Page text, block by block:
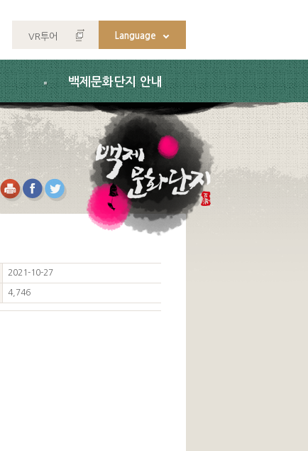
VR투어 Language
백제문화단지 안내
2021-10-27
4,746